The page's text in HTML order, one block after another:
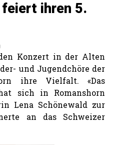
feiert ihren 5.
Konzert in der Alten
und Jugendchöre der
ihre Vielfalt. «Das
sich in Romanshorn
Lena Schönewald zur
an das Schweizer